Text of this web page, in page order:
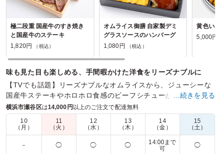
極二段重 国産牛のすき焼き
と国産牛のステーキ
1,820円
（税込）
オムライス御膳 自家製デミ
グラスソースのハンバーグ
1,080円
（税込）
黄色い
5,000円
味も見た目も楽しめる、手間暇かけた洋食をリーズナブルに
【TVでも話題】リーズナブルなオムライスから、ジューシーな
国産牛ステーキやホロホロ食感のビーフシチューが楽しめる洋
風御膳や二段重までどんなシーンにも合うお弁当をご用意。
商品数： 締切日時： 1日前15:00 価格帯：
648円～3,500円
配達時間：
10:00～16:00
…続きを見る
横浜市瀬谷区は14,000円 以上のご注文で配達無料
10
（月）
11
（火）
12
（水）
13
（木）
14
（金）
15
（土）
－ ◯ ◯ ◯
14:00まで
可
◯